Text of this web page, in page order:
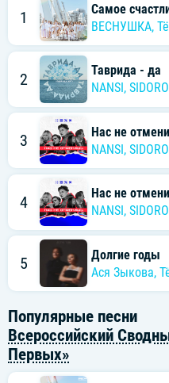
1
Самое
ВЕСНУШКА,
2
Таврида - да
NANSI,
3
Нас не
NANSI,
4
Нас не
NANSI ,
5
Долгие годы
Ася Зыкова,
Популярные песни
Всероссийский
Первых»